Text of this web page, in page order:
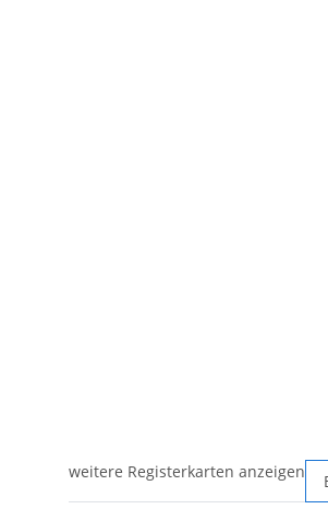
weitere Registerkarten anzeigen